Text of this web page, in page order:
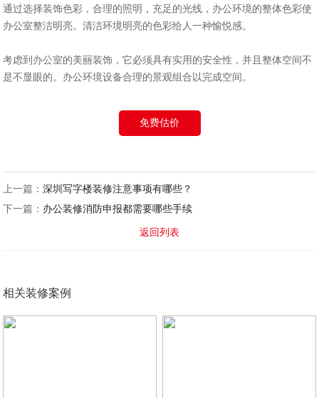
通过选择装饰色彩，合理的照明，充足的光线，办公环境的整体色彩使
办公室整洁明亮。清洁环境明亮的色彩给人一种愉悦感。
考虑到办公室的美丽装饰，它必须具有实用的安全性，并且整体空间不
是不显眼的。办公环境设备合理的景观组合以完成空间。
免费估价
上一篇：深圳写字楼装修注意事项有哪些？
下一篇： 办公装修消防申报都需要哪些手续
返回列表
相关装修案例